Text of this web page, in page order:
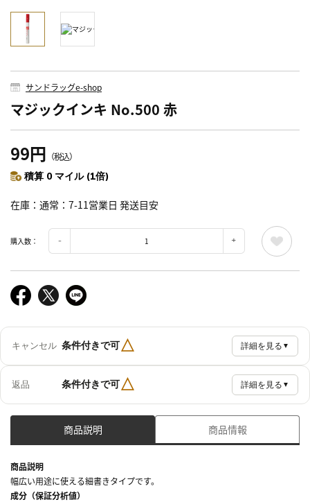
サンドラッグe-shop
マジックインキ No.500 赤
99円 （税込）
積算 0 マイル (1倍)
在庫 通常：7-11営業日 発送目安
購入数：
キャンセル 条件付きで可△ 詳細を見る ▼
返品 条件付きで可△ 詳細を見る ▼
商品説明 商品情報
商品説明
幅広い用途に使える細書きタイプです。
成分（保証分析値）